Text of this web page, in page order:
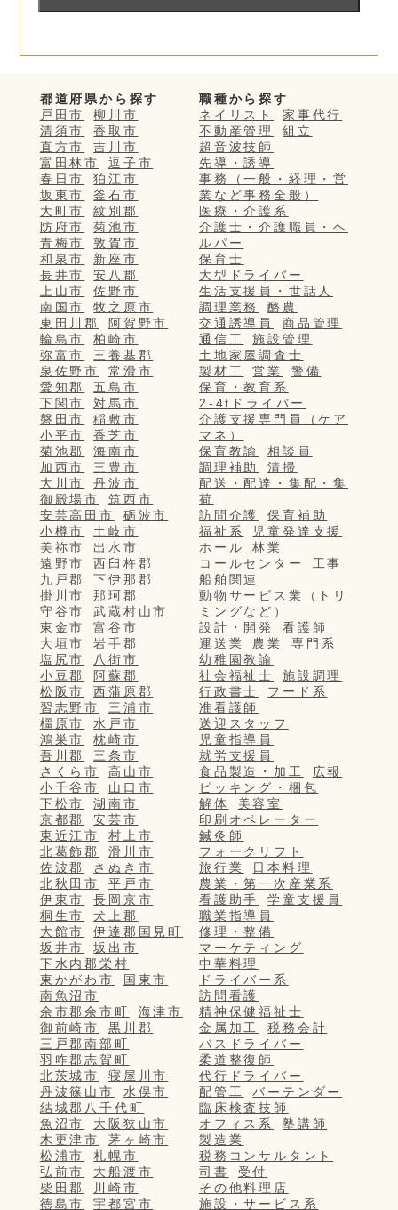
都道府県から探す
戸田市
柳川市
清須市
香取市
直方市
吉川市
富田林市
逗子市
春日市
狛江市
坂東市
釜石市
大町市
紋別郡
防府市
菊池市
青梅市
敦賀市
和泉市
新座市
長井市
安八郡
上山市
佐野市
南国市
牧之原市
東田川郡
阿賀野市
輪島市
柏崎市
弥富市
三養基郡
泉佐野市
常滑市
愛知郡
五島市
下関市
対馬市
磐田市
稲敷市
小平市
香芝市
菊池郡
海南市
加西市
三豊市
大川市
丹波市
御殿場市
筑西市
安芸高田市
砺波市
小樽市
土岐市
美祢市
出水市
遠野市
西臼杵郡
九戸郡
下伊那郡
掛川市
那珂郡
守谷市
武蔵村山市
東金市
富谷市
大垣市
岩手郡
塩尻市
八街市
小豆郡
阿蘇郡
松阪市
西蒲原郡
習志野市
三浦市
橿原市
水戸市
鴻巣市
枕崎市
吾川郡
三条市
さくら市
高山市
小千谷市
山口市
下松市
湖南市
京都郡
安芸市
東近江市
村上市
北葛飾郡
滑川市
佐波郡
さぬき市
北秋田市
平戸市
伊東市
長岡京市
桐生市
犬上郡
大館市
伊達郡国見町
坂井市
坂出市
下水内郡栄村
東かがわ市
国東市
南魚沼市
余市郡余市町
海津市
御前崎市
黒川郡
三戸郡南部町
羽咋郡志賀町
北茨城市
寝屋川市
丹波篠山市
水俣市
結城郡八千代町
魚沼市
大阪狭山市
木更津市
茅ヶ崎市
松浦市
札幌市
弘前市
大船渡市
柴田郡
川崎市
徳島市
宇都宮市
職種から探す
ネイリスト
家事代行
不動産管理
組立
超音波技師
先導・誘導
事務（一般・経理・営
業など事務全般）
医療・介護系
介護士・介護職員・ヘ
ルパー
保育士
大型ドライバー
生活支援員・世話人
調理業務
酪農
交通誘導員
商品管理
通信工
施設管理
土地家屋調査士
製材工
営業
警備
保育・教育系
2-4tドライバー
介護支援専門員（ケア
マネ）
保育教諭
相談員
調理補助
清掃
配送・配達・集配・集
荷
訪問介護
保育補助
福祉系
児童発達支援
ホール
林業
コールセンター
工事
船舶関連
動物サービス業（トリ
ミングなど）
設計・開発
看護師
運送業
農業
専門系
幼稚園教諭
社会福祉士
施設調理
行政書士
フード系
准看護師
送迎スタッフ
児童指導員
就労支援員
食品製造・加工
広報
ピッキング・梱包
解体
美容室
印刷オペレーター
鍼灸師
フォークリフト
旅行業
日本料理
農業・第一次産業系
看護助手
学童支援員
職業指導員
修理・整備
マーケティング
中華料理
ドライバー系
訪問看護
精神保健福祉士
金属加工
税務会計
バスドライバー
柔道整復師
代行ドライバー
配管工
バーテンダー
臨床検査技師
オフィス系
塾講師
製造業
税務コンサルタント
司書
受付
その他料理店
施設・サービス系